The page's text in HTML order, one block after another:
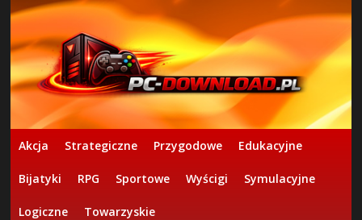
Akcja Strategiczne Przygodowe Edukacyjne
Bijatyki RPG Sportowe Wyścigi Symulacyjne
Logiczne Towarzyskie